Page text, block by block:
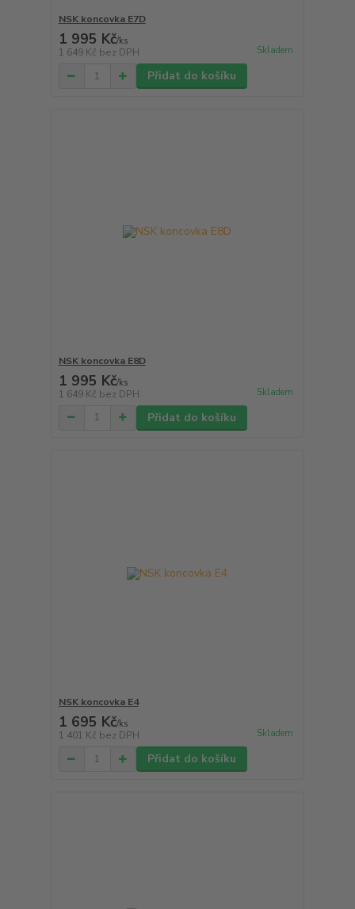
NSK koncovka E7D
1 995 Kč/ks
1 649 Kč bez DPH Skladem
Přidat do košíku
NSK koncovka E8D
1 995 Kč/ks
1 649 Kč bez DPH Skladem
Přidat do košíku
NSK koncovka E4
1 695 Kč/ks
1 401 Kč bez DPH Skladem
Přidat do košíku